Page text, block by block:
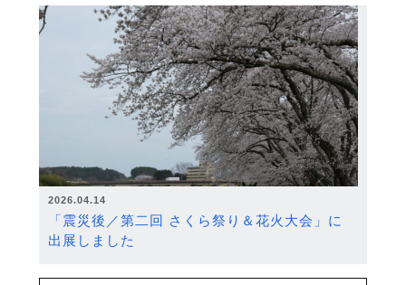
2026.04.14
「震災後／第二回 さくら祭り＆花火大会」に
出展しました